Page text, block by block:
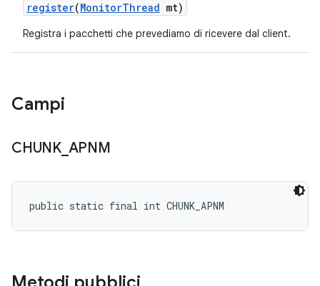
register(MonitorThread mt)
Registra i pacchetti che prevediamo di ricevere dal client.
Campi
CHUNK_ APNM
public static final int CHUNK_APNM